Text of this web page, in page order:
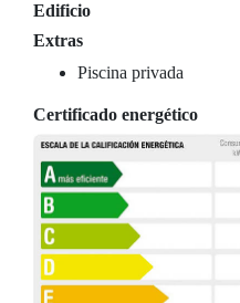
Edificio
Extras
Piscina privada
Certificado energético